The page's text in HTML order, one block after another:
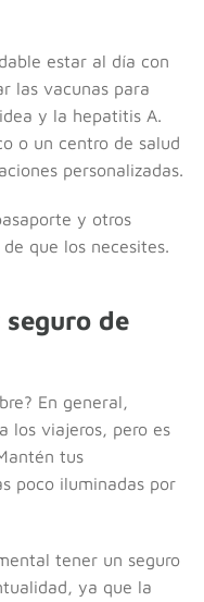
estar al día con
las vacunas para
y la hepatitis A.
o un centro de salud
personalizadas.
y otros
que los necesites.
de
En general,
los viajeros, pero es
tus
poco iluminadas por
tener un seguro
ya que la